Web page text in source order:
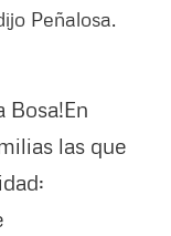
Peñalosa.
Bosa!En
las que